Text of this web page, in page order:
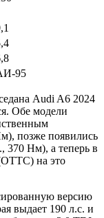
95
Audi A6 2024
Обе модели
позже появились
370 Нм), а теперь в
на это
версию
выдает 190 л.с. и